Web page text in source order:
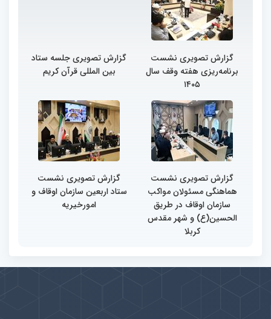
گزارش تصویری نشست
برنامه‌ریزی هفته وقف سال
۱۴۰۵
گزارش تصویری جلسه ستاد
بین المللی قرآن کریم
گزارش تصویری نشست
هماهنگی مسئولان مواکب
سازمان اوقاف در طریق
الحسین(ع) و شهر مقدس
کربلا
گزارش تصویری نشست
ستاد اربعین سازمان اوقاف و
امورخیریه